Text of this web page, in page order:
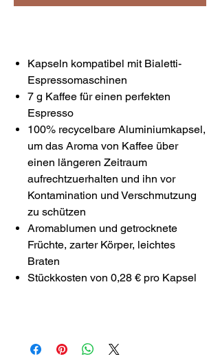
Kapseln kompatibel mit Bialetti-
Espressomaschinen
7 g Kaffee für einen perfekten
Espresso
100% recycelbare Aluminiumkapsel,
um das Aroma von Kaffee über
einen längeren Zeitraum
aufrechtzuerhalten und ihn vor
Kontamination und Verschmutzung
zu schützen
Aromablumen und getrocknete
Früchte, zarter Körper, leichtes
Braten
Stückkosten von 0,28 € pro Kapsel